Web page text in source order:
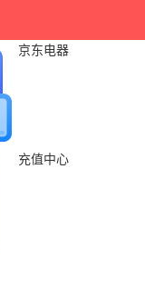
京东电器
充值中心